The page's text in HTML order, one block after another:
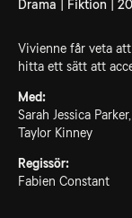
Drama | Fiktion |
Vivienne får veta
hitta ett sätt att
Med:
Sarah Jessica
Taylor Kinney
Regissör:
Fabien Constant